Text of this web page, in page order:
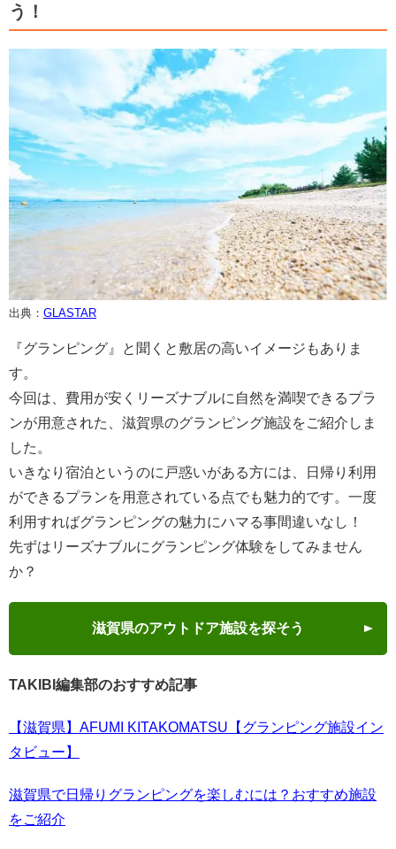
う！
出典： GLASTAR
『グランピング』と聞くと敷居の高いイメージもありま
す。
今回は、費用が安くリーズナブルに自然を満喫できるプラ
ンが用意された、滋賀県のグランピング施設をご紹介しま
した。
いきなり宿泊というのに戸惑いがある方には、日帰り利用
ができるプランを用意されている点でも魅力的です。一度
利用すればグランピングの魅力にハマる事間違いなし！
先ずはリーズナブルにグランピング体験をしてみません
か？
滋賀県のアウトドア施設を探そう
TAKIBI編集部のおすすめ記事
【滋賀県】AFUMI KITAKOMATSU【グランピング施設イン
タビュー】
滋賀県で日帰りグランピングを楽しむには？おすすめ施設
をご紹介